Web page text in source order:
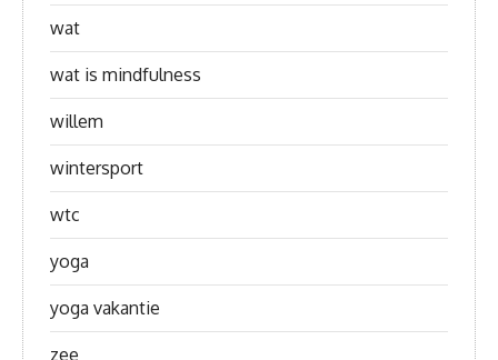
wat
wat is mindfulness
willem
wintersport
wtc
yoga
yoga vakantie
zee